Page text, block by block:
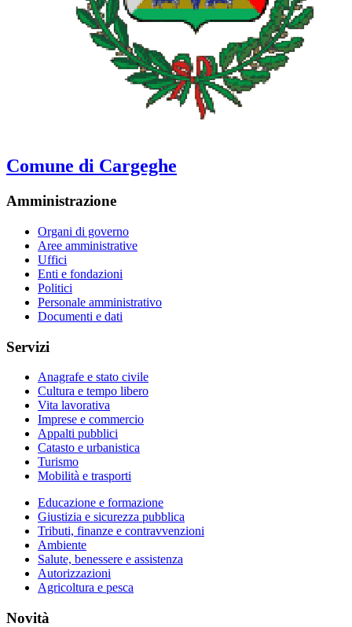
Comune di Cargeghe
Amministrazione
Organi di governo
Aree amministrative
Uffici
Enti e fondazioni
Politici
Personale amministrativo
Documenti e dati
Servizi
Anagrafe e stato civile
Cultura e tempo libero
Vita lavorativa
Imprese e commercio
Appalti pubblici
Catasto e urbanistica
Turismo
Mobilità e trasporti
Educazione e formazione
Giustizia e sicurezza pubblica
Tributi, finanze e contravvenzioni
Ambiente
Salute, benessere e assistenza
Autorizzazioni
Agricoltura e pesca
Novità